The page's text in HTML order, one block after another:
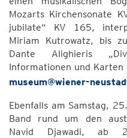
Mozarts Kirchensonate
jubilate“ KV 165,
Miriam Kutrowatz, bis
Dante Alighieris
Informationen und
museum@wiener-
Ebenfalls am Samstag,
Band rund um den
Navid Djawadi, ab